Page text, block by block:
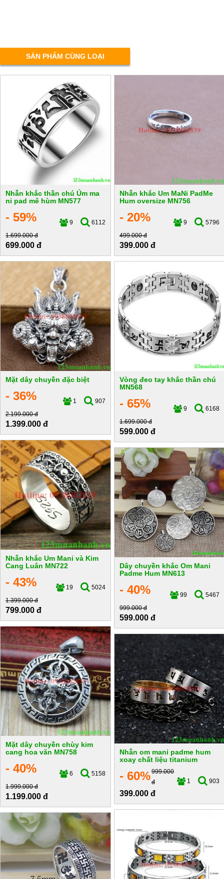
SẢN PHẨM CÙNG LOẠI
Nhẫn khắc thần chú Úm ma
ni pad mê hùm MN577
- 59% 9
6112
1.699.000 đ
699.000 đ
Nhẫn khắc Um MaNi PadMe
Hum oversize MN756
- 20% 9
5796
499.000 đ
399.000 đ
Mặt dây chuyền đặc biệt
- 36% 1
907
2.199.000 đ
1.399.000 đ
Vòng đeo tay khắc thần chú
MN568
- 65% 9
6168
1.699.000 đ
599.000 đ
Nhẫn khắc Um Mani và Kim
Cang Luân MN722
- 43% 19
5024
1.399.000 đ
799.000 đ
Dây chuyền khắc Om Mani
Padme Hum MN613
- 40% 99
5467
999.000 đ
599.000 đ
Mặt dây chuyền chùy kim
cang hoa văn MN758
- 40% 6
5158
1.999.000 đ
1.199.000 đ
Nhẫn om mani padme hum
xoay chất liệu titanium
- 60% 1 903
999.000
đ
399.000 đ